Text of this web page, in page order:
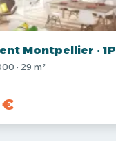
Montpellier · 1P
· 29 m²
€